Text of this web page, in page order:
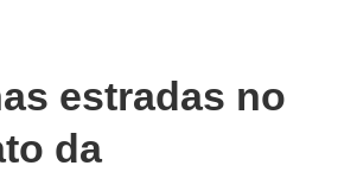
estradas no
da